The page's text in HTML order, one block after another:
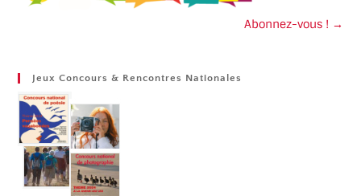
Abonnez-vous ! →
Jeux Concours & Rencontres Nationales